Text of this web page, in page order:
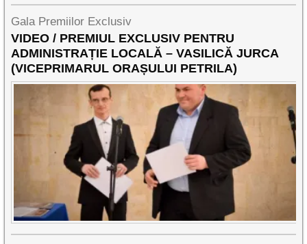
Gala Premiilor Exclusiv
VIDEO / PREMIUL EXCLUSIV PENTRU
ADMINISTRAȚIE LOCALĂ – VASILICĂ JURCA
(VICEPRIMARUL ORAȘULUI PETRILA)